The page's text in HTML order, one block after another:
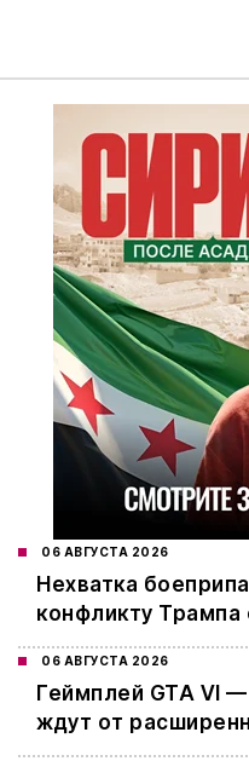
06 АВГУСТА 2026
Нехватка
конфликту
06 АВГУСТА 2026
Геймплей GTA VI
ждут от